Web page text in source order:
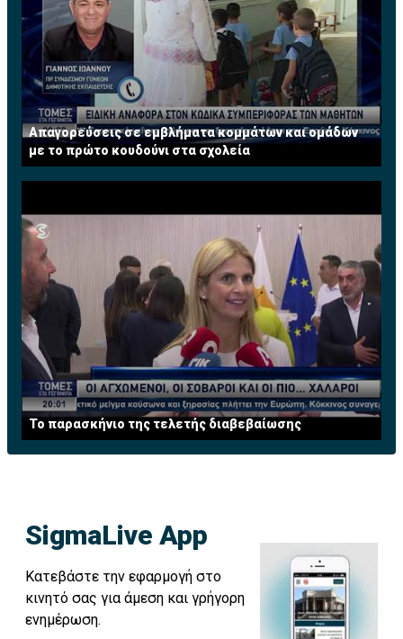
Απαγορεύσεις σε εμβλήματα κομμάτων και ομάδων
με το πρώτο κουδούνι στα σχολεία
Το παρασκήνιο της τελετής διαβεβαίωσης
SigmaLive App
Κατεβάστε την εφαρμογή στο
κινητό σας για άμεση και γρήγορη
ενημέρωση.